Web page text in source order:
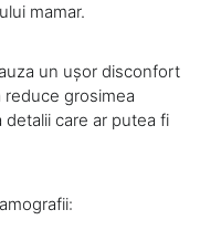
mamar.
un ușor disconfort
grosimea
care ar putea fi